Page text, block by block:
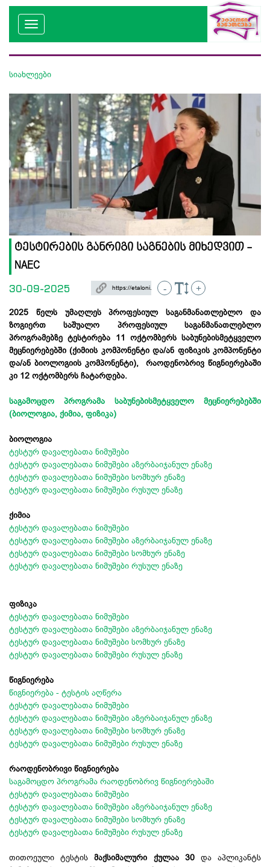
სიახლეები
ტესტირების განრიგი საგნების მიხედვით -
NAEC
30-09-2025 - +
2025 წელს უმაღლეს პროფესიულ საგანმანათლებლო და
ზოგიერთ საშუალო პროფესიულ საგანმანათლებლო
პროგრამებზე ტესტირება 11 ოქტომბერს საბუნებისმეტყველო
მეცნიერებებში (ქიმიის კომპონენტი და/ან ფიზიკის კომპონენტი
და/ან ბიოლოგიის კომპონენტი), რაოდენობრივ წიგნიერებაში
კი 12 ოქტომბერს ჩატარდება.
საგამოცდო პროგრამა საბუნებისმეტყველო მეცნიერებებში
(ბიოლოგია, ქიმია, ფიზიკა)
ბიოლოგია
ტესტურ დავალებათა ნიმუშები
ტესტურ დავალებათა ნიმუშები აზერბაიჯანულ ენაზე
ტესტურ დავალებათა ნიმუშები სომხურ ენაზე
ტესტურ დავალებათა ნიმუშები რუსულ ენაზე
ქიმია
ტესტურ დავალებათა ნიმუშები
ტესტურ დავალებათა ნიმუშები აზერბაიჯანულ ენაზე
ტესტურ დავალებათა ნიმუშები სომხურ ენაზე
ტესტურ დავალებათა ნიმუშები რუსულ ენაზე
ფიზიკა
ტესტურ დავალებათა ნიმუშები
ტესტურ დავალებათა ნიმუშები აზერბაიჯანულ ენაზე
ტესტურ დავალებათა ნიმუშები სომხურ ენაზე
ტესტურ დავალებათა ნიმუშები რუსულ ენაზე
წიგნიერება
წიგნიერება - ტესტის აღწერა
ტესტურ დავალებათა ნიმუშები
ტესტურ დავალებათა ნიმუშები აზერბაიჯანულ ენაზე
ტესტურ დავალებათა ნიმუშები სომხურ ენაზე
ტესტურ დავალებათა ნიმუშები რუსულ ენაზე
რაოდენობრივი წიგნიერება
საგამოცდო პროგრამა რაოდენობრივ წიგნიერებაში
ტესტურ დავალებათა ნიმუშები
ტესტურ დავალებათა ნიმუშები აზერბაიჯანულ ენაზე
ტესტურ დავალებათა ნიმუშები სომხურ ენაზე
ტესტურ დავალებათა ნიმუშები რუსულ ენაზე
თითოეული ტესტისმაქსიმალური ქულაა 30 და აპლიკანტს